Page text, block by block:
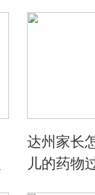
达州家长
儿的药物